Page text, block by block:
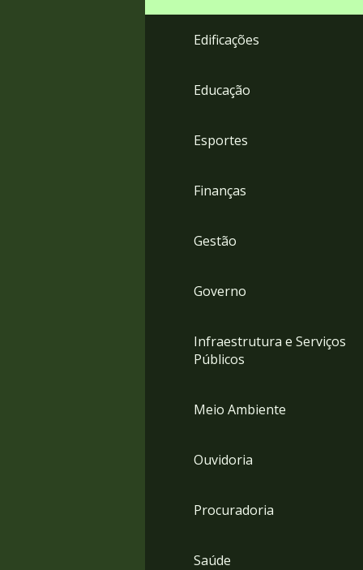
Edificações
Educação
Esportes
Finanças
Gestão
Governo
Infraestrutura e Serviços
Públicos
Meio Ambiente
Ouvidoria
Procuradoria
Saúde